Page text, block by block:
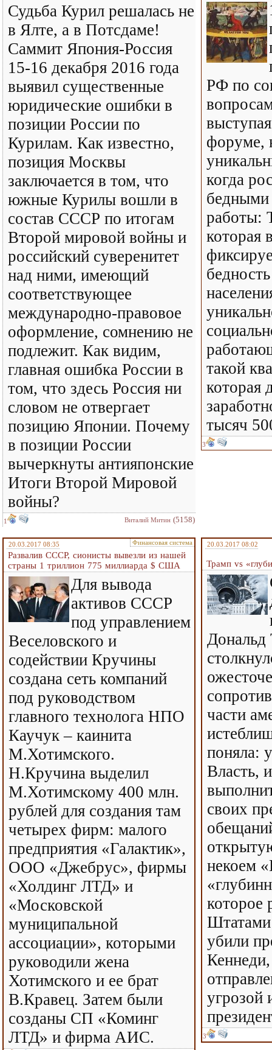
Судьба Курил решалась не
в Ялте, а в Потсдаме!
Саммит Япония-Россия
15-16 декабря 2016 года
выявил существенные
юридические ошибки в
позиции России по
Курилам. Как известно,
позиция Москвы
заключается в том, что
южные Курилы вошли в
состав СССР по итогам
Второй мировой войны и
российский суверенитет
над ними, имеющий
соответствующее
международно-правовое
оформление, сомнению не
подлежит. Как видим,
главная ошибка России в
том, что здесь Россия ни
словом не отвергает
позицию Японии. Почему
в позиции России
вычеркнуты антияпонские
Итоги Второй Мировой
войны?
1 Виталий Митин (5158)
РФ по
форуме,
когда
бедными
работы:
которая
такой
которая
тысяч
3
20.03.2017 08:35 Финансовая система
Развалив СССР, сионисты вывезли из нашей
страны 1 триллион 775 миллиарда $ США
Для вывода
активов СССР
под управлением
Веселовского и
содействии Кручины
создана сеть компаний
под руководством
главного технолога НПО
Каучук – каинита
М.Хотимского.
Н.Кручина выделил
М.Хотимскому 400 млн.
рублей для создания там
четырех фирм: малого
предприятия «Галактик»,
ООО «Джебрус», фирмы
«Холдинг ЛТД» и
«Московской
муниципальной
ассоциации», которыми
руководили жена
Хотимского и ее брат
В.Кравец. Затем были
созданы СП «Коминг
ЛТД» и фирма АИС.
20.03.2017 08:02
Трамп vs
Дональд
части
поняла:
Власть,
своих
некоем
которое
Штатами
убили
угрозой
3